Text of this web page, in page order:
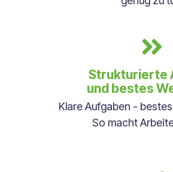
Strukturierte
und bestes
Klare Aufgaben -
So macht